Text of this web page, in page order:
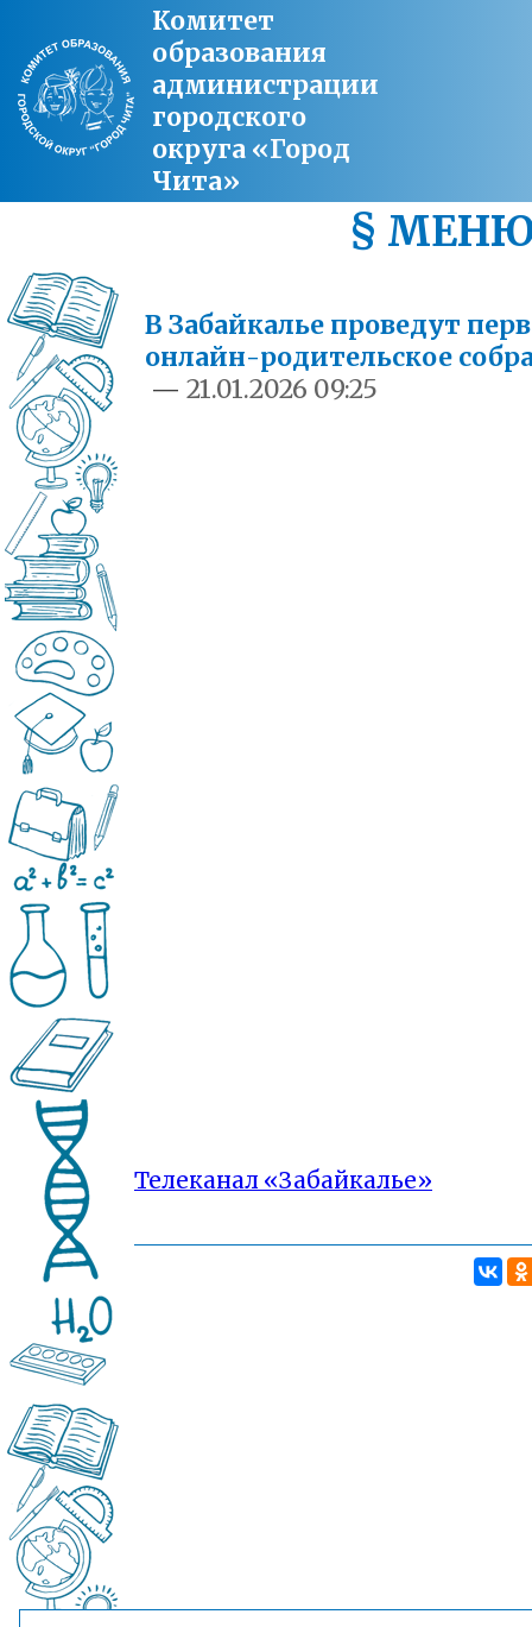
Комитет
образования
администрации
городского
округа «Город
Чита»
§
В Забайкалье проведут
онлайн-родительское
— 21.01.2026 09:25
Телеканал «Забайкалье»